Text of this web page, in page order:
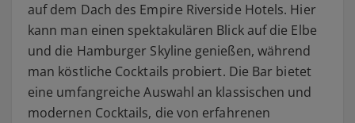
auf dem Dach des Empire Riverside Hotels. Hier
kann man einen spektakulären Blick auf die Elbe
und die Hamburger Skyline genießen, während
man köstliche Cocktails probiert. Die Bar bietet
eine umfangreiche Auswahl an klassischen und
modernen Cocktails, die von erfahrenen